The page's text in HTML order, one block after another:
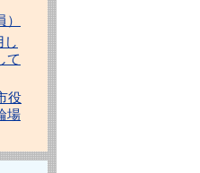
し
て
役
場